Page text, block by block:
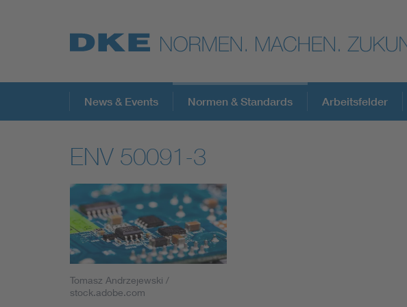
Top-Themen
VDE Fokusthemen
Digital Security
Energy
Health
DKE
News & Events Normen & Standards Arbeitsfelder
ENV 50091-3
Tomasz Andrzejewski /
stock.adobe.com